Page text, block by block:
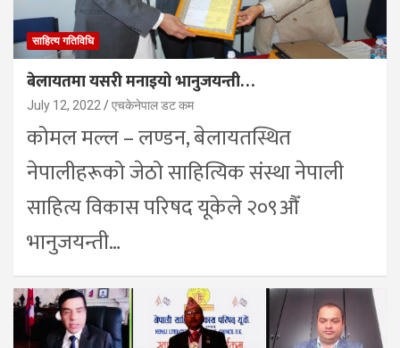
साहित्य गतिविधि
बेलायतमा यसरी मनाइयो भानुजयन्ती…
July 12, 2022 एचकेनेपाल डट कम
कोमल मल्ल – लण्डन, बेलायतस्थित
नेपालीहरूको जेठो साहित्यिक संस्था नेपाली
साहित्य विकास परिषद यूकेले २०९औँ
भानुजयन्ती…